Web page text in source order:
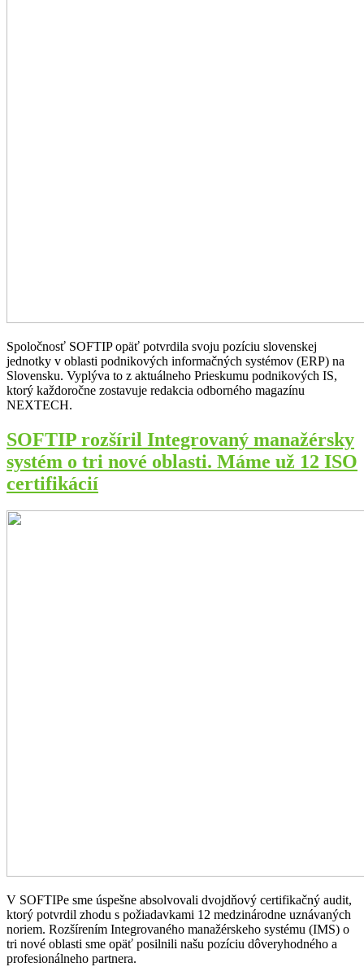
Spoločnosť SOFTIP opäť potvrdila svoju pozíciu slovenskej
jednotky v oblasti podnikových informačných systémov (ERP) na
Slovensku. Vyplýva to z aktuálneho Prieskumu podnikových IS,
ktorý každoročne zostavuje redakcia odborného magazínu
NEXTECH.
SOFTIP rozšíril Integrovaný manažérsky
systém o tri nové oblasti. Máme už 12 ISO
certifikácií
V SOFTIPe sme úspešne absolvovali dvojdňový certifikačný audit,
ktorý potvrdil zhodu s požiadavkami 12 medzinárodne uznávaných
noriem. Rozšírením Integrovaného manažérskeho systému (IMS) o
tri nové oblasti sme opäť posilnili našu pozíciu dôveryhodného a
profesionálneho partnera.